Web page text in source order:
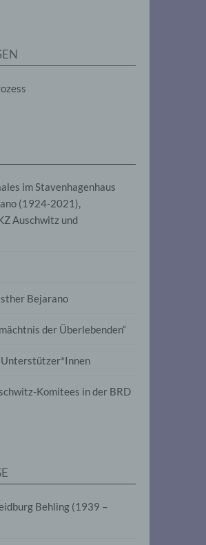
im Stavenhagenhaus
(1924-2021),
Auschwitz und
Bejarano
der Überlebenden“
Unterstützer*Innen
Komitees in der BRD
Behling (1939 –